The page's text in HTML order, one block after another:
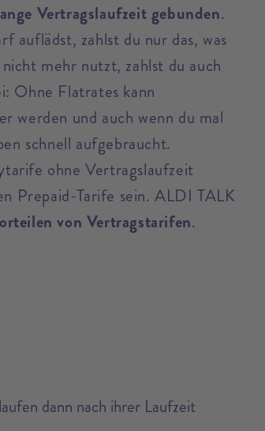
Vertragslaufzeit gebunden.
auflädst, zahlst du nur das, was
mehr nutzt, zahlst du auch
Ohne Flatrates kann
werden und auch wenn du mal
schnell aufgebraucht.
ohne Vertragslaufzeit
Prepaid-Tarife sein. ALDI TALK
von Vertragstarifen.
dann nach ihrer Laufzeit